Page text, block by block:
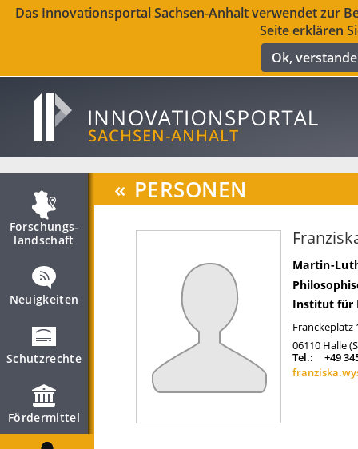
Das Innovationsportal Sachsen-Anhalt verwendet zur
Seite erklären
Ok,
Forschungs­
landschaft
Neuigkeiten
Schutzrechte
Fördermittel
« PERSONEN
Martin-
Institut für
Franckeplatz
06110 Halle
Tel.:
+49